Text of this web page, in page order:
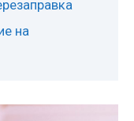
на